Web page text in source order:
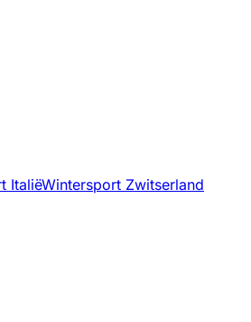
ItaliëWintersport Zwitserland